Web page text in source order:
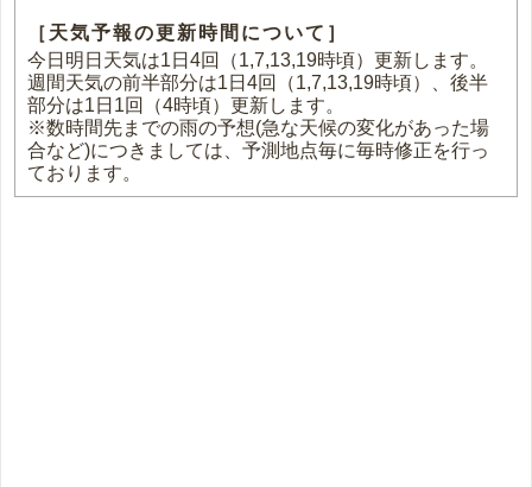
［天気予報の更新時間について］
今日明日天気は1日4回（1,7,13,19時頃）更新します。
週間天気の前半部分は1日4回（1,7,13,19時頃）、後半
部分は1日1回（4時頃）更新します。
※数時間先までの雨の予想(急な天候の変化があった場
合など)につきましては、予測地点毎に毎時修正を行っ
ております。